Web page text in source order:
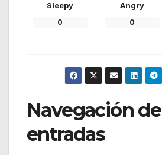
Sleepy
0
Angry
0
Navegación de
entradas